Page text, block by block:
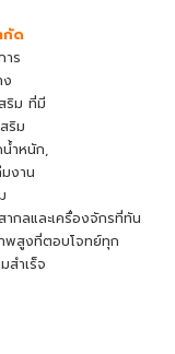
กัด
าร
ง
ริม ที่มี
ริม
ำหนัก,
งาน
กลและเครื่องจักรที่ทัน
สูงที่ตอบโจทย์ทุก
สำเร็จ